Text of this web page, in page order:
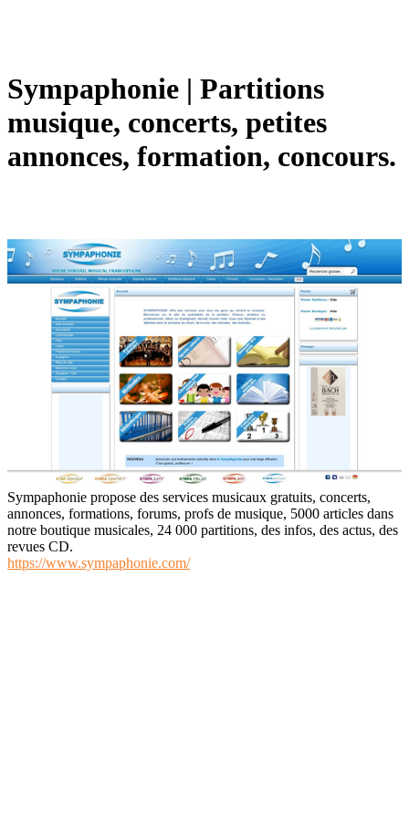
Sympaphonie | Partitions
musique, concerts, petites
annonces, formation, concours.
Sympaphonie propose des services musicaux gratuits, concerts,
annonces, formations, forums, profs de musique, 5000 articles dans
notre boutique musicales, 24 000 partitions, des infos, des actus, des
revues CD.
https://www.sympaphonie.com/